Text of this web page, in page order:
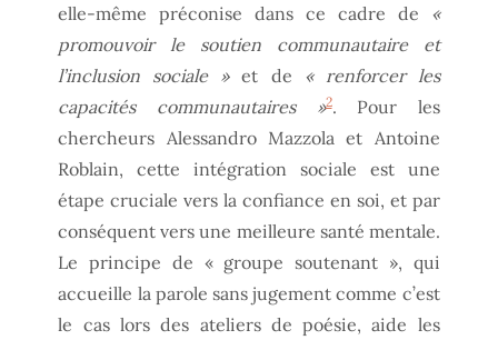
elle-même préconise dans ce cadre de «
promouvoir le soutien communautaire et
l’inclusion sociale »et de « renforcer les
capacités communautaires »2. Pour les
chercheurs Alessandro Mazzola et Antoine
Roblain, cette intégration sociale est une
étape cruciale vers la confiance en soi, et par
conséquent vers une meilleure santé mentale.
Le principe de « groupe soutenant », qui
accueille la parole sans jugement comme c’est
le cas lors des ateliers de poésie, aide les